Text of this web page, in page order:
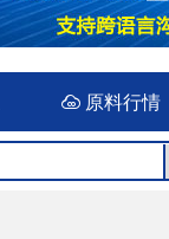
原料行情